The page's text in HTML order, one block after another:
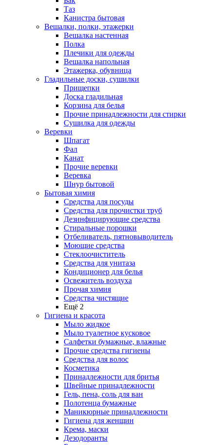
Таз
Канистра бытовая
Вешалки, полки, этажерки
Вешалка настенная
Полка
Плечики для одежды
Вешалка напольная
Этажерка, обувница
Гладильные доски, сушилки
Прищепки
Доска гладильная
Корзина для белья
Прочие принадлежности для стирки
Сушилка для одежды
Веревки
Шпагат
Фал
Канат
Прочие веревки
Веревка
Шнур бытовой
Бытовая химия
Средства для посуды
Средства для прочистки труб
Дезинфицирующие средства
Стиральные порошки
Отбеливатель, пятновыводитель
Моющие средства
Стеклоочиститель
Средства для унитаза
Кондиционер для белья
Освежитель воздуха
Прочая химия
Средства чистящие
Ещё 2
Гигиена и красота
Мыло жидкое
Мыло туалетное кусковое
Салфетки бумажные, влажные
Прочие средства гигиены
Средства для волос
Косметика
Принадлежности для бритья
Швейные принадлежности
Гель, пена, соль для ван
Полотенца бумажные
Маникюрные принадлежности
Гигиена для женщин
Крема, маски
Дезодоранты